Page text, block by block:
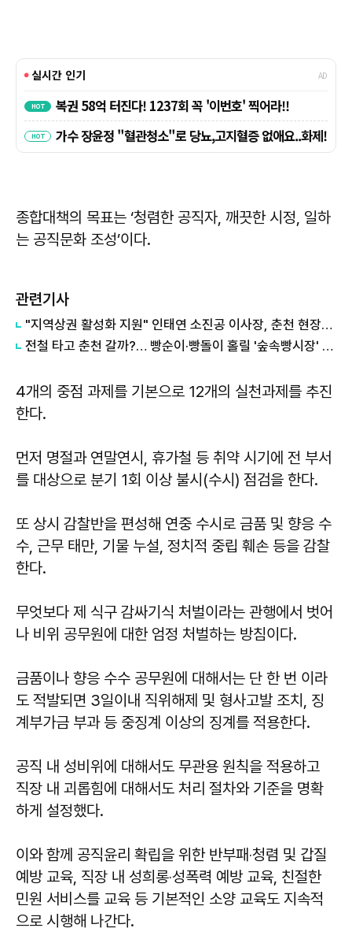
종합대책의 목표는 ‘청렴한 공직자, 깨끗한 시정, 일하
는 공직문화 조성’이다.
관련기사
"지역상권 활성화 지원" 인태연 소진공 이사장, 춘천 현장방문
전철 타고 춘천 갈까?… 빵순이·빵돌이 홀릴 '숲속빵시장' 열린다
4개의 중점 과제를 기본으로 12개의 실천과제를 추진
한다.
먼저 명절과 연말연시, 휴가철 등 취약 시기에 전 부서
를 대상으로 분기 1회 이상 불시(수시) 점검을 한다.
또 상시 감찰반을 편성해 연중 수시로 금품 및 향응 수
수, 근무 태만, 기물 누설, 정치적 중립 훼손 등을 감찰
한다.
무엇보다 제 식구 감싸기식 처벌이라는 관행에서 벗어
나 비위 공무원에 대한 엄정 처벌하는 방침이다.
금품이나 향응 수수 공무원에 대해서는 단 한 번 이라
도 적발되면 3일이내 직위해제 및 형사고발 조치, 징
계부가금 부과 등 중징계 이상의 징계를 적용한다.
공직 내 성비위에 대해서도 무관용 원칙을 적용하고
직장 내 괴롭힘에 대해서도 처리 절차와 기준을 명확
하게 설정했다.
이와 함께 공직윤리 확립을 위한 반부패‧청렴 및 갑질
예방 교육, 직장 내 성희롱‧성폭력 예방 교육, 친절한
민원 서비스를 교육 등 기본적인 소양 교육도 지속적
으로 시행해 나간다.